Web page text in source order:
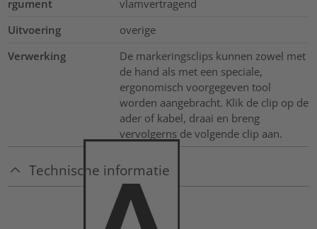
rgument
vlamvertragend
Uitvoering
overige
Verwerking
De markeringsclips kunnen zowel met
de hand als met een speciale,
ergonomisch voorgegeven tool
worden aangebracht. Klik de clip op de
ader of kabel, draai en breng
vervolgerns de volgende clip aan.
Technische informatie